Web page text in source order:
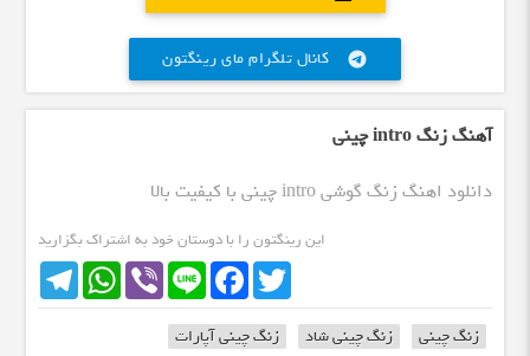
کانال تلگرام مای رینگتون telegram
آهنگ زنگ intro چینی
دانلود اهنگ زنگ گوشی intro چینی با کیفیت بالا
این رینگتون را با دوستان خود به اشتراک بگزارید
TelegramWhatsApp Viber Line
FacebookTwitter
زنگ چینی زنگ چینی شاد
زنگ چینی آپارات